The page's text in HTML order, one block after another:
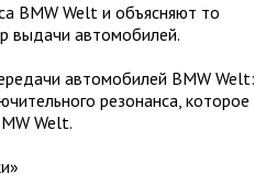
BMW Welt и объясняют то
выдачи автомобилей.
автомобилей BMW Welt:
резонанса, которое
Welt.